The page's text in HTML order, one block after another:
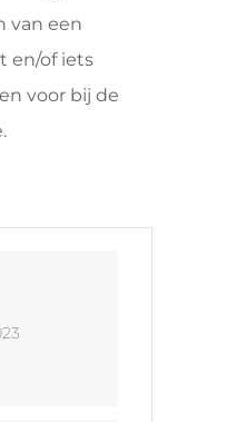
van een
en/of iets
voor bij de